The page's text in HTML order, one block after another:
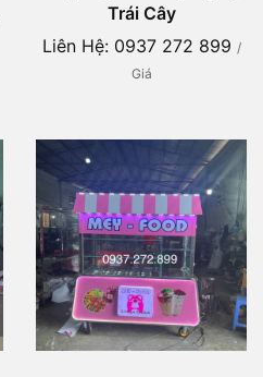
Trái Cây
Liên Hệ: 0937 272 899 /
Giá